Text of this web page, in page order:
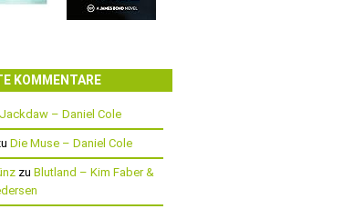
KOMMENTARE
Jackdaw – Daniel Cole
Die Muse – Daniel Cole
zu Blutland – Kim Faber &